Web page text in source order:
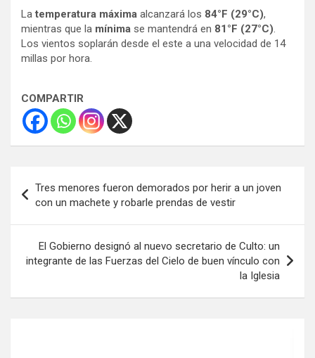
Latemperatura máxima alcanzará los 84°F (29°C),
mientras que la mínima se mantendrá en 81°F (27°C).
Los vientos soplarán desde el este a una velocidad de 14
millas por hora.
COMPARTIR
de
entradas
Tres menores fueron demorados por herir a un joven
con un machete y robarle prendas de vestir
El Gobierno designó al nuevo secretario de Culto: un
integrante de las Fuerzas del Cielo de buen vínculo con
la Iglesia